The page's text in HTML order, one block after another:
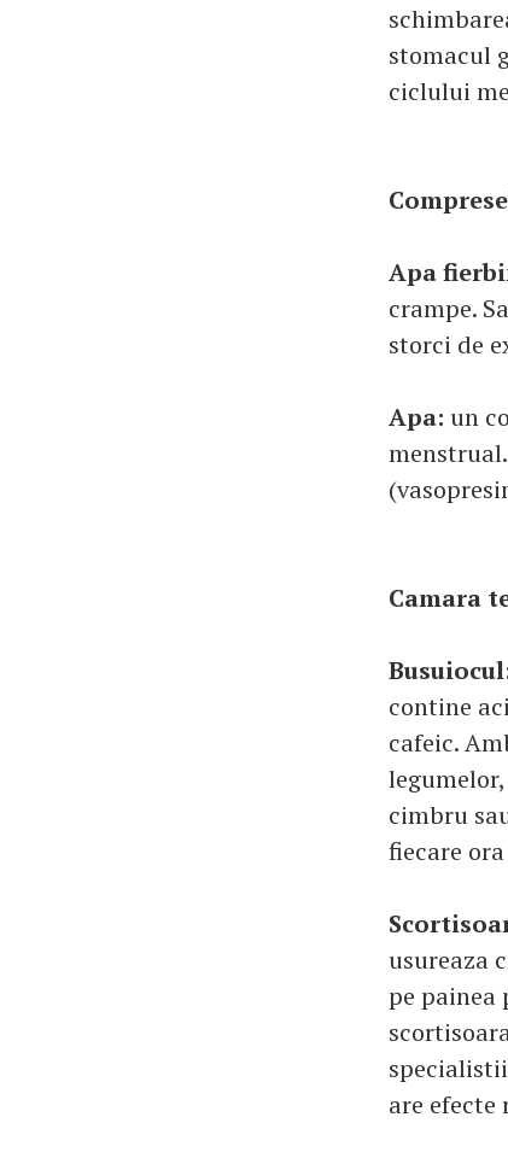
stomacul
ciclului
Apa
crampe.
storci de
Apa: un
Camara
contine
cafeic.
cimbru
fiecare
usureaza
pe painea
are efecte